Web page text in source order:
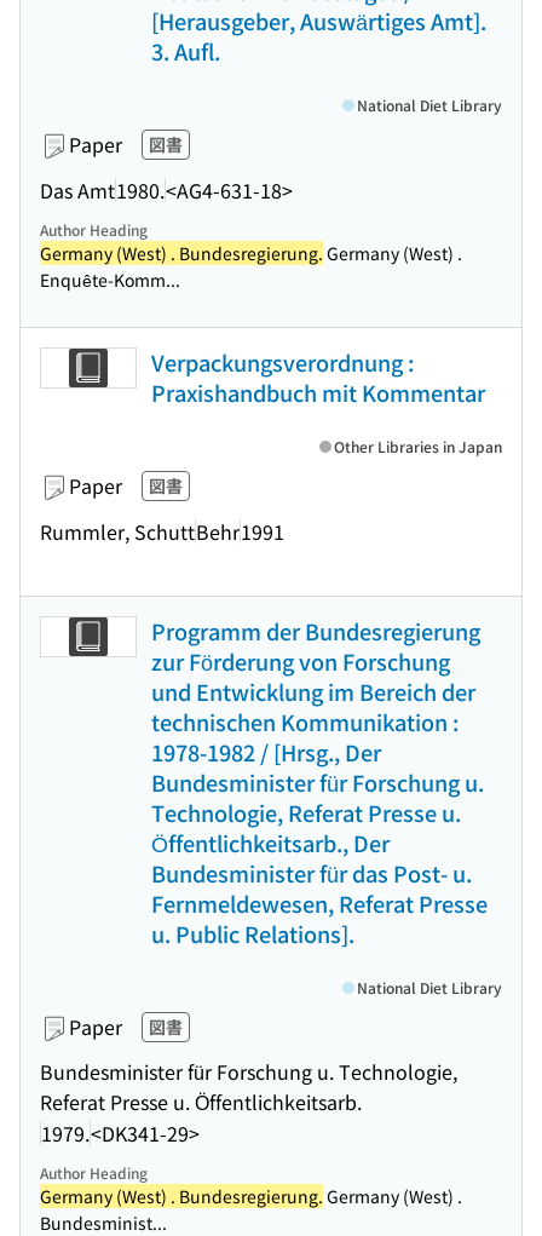
[Herausgeber, Auswärtiges Amt].
3. Aufl.
Paper 図書
Das Amt1980.<AG4-631-18>
National Diet Library
Author Heading
Germany (West) . Bundesregierung. Germany (West) .
Enquête-Komm...
Verpackungsverordnung :
Praxishandbuch mit Kommentar
Paper 図書
Rummler, SchuttBehr1991
Other Libraries in Japan
Programm der Bundesregierung
zur Förderung von Forschung
und Entwicklung im Bereich der
technischen Kommunikation :
1978-1982 / [Hrsg., Der
Bundesminister für Forschung u.
Technologie, Referat Presse u.
Öffentlichkeitsarb., Der
Bundesminister für das Post- u.
Fernmeldewesen, Referat Presse
u. Public Relations].
Paper 図書
Bundesminister für Forschung u. Technologie,
Referat Presse u. Öffentlichkeitsarb.
1979.<DK341-29>
National Diet Library
Author Heading
Germany (West) . Bundesregierung. Germany (West) .
Bundesminist...